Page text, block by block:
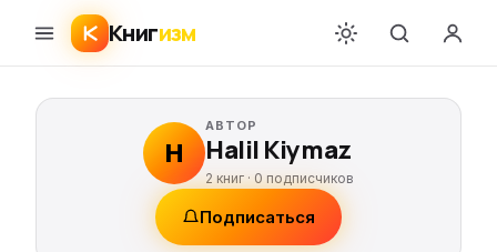
Книгизм
H
АВТОР
Halil Kiymaz
2 книг · 0 подписчиков
Подписаться